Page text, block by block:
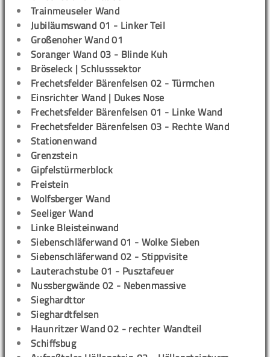
Trainmeuseler Wand
Jubiläumswand 01 - Linker Teil
Großenoher Wand 01
Soranger Wand 03 - Blinde Kuh
Bröseleck | Schlusssektor
Frechetsfelder Bärenfelsen 02 - Türmchen
Einsrichter Wand | Dukes Nose
Frechetsfelder Bärenfelsen 01 - Linke Wand
Frechetsfelder Bärenfelsen 03 - Rechte Wand
Stationenwand
Grenzstein
Gipfelstürmerblock
Freistein
Wolfsberger Wand
Seeliger Wand
Linke Bleisteinwand
Siebenschläferwand 01 - Wolke Sieben
Siebenschläferwand 02 - Stippvisite
Lauterachstube 01 - Pusztafeuer
Nussbergwände 02 - Nebenmassive
Sieghardttor
Sieghardtfelsen
Haunritzer Wand 02 - rechter Wandteil
Schiffsbug